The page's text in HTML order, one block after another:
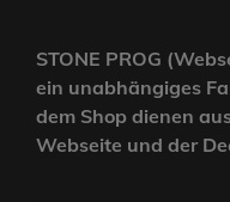
STONE PROG
ein unabhängiges
dem Shop dienen
Webseite und der